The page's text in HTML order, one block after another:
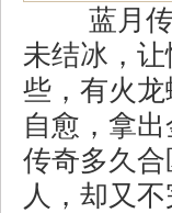
蓝月传
未结冰，
些，有火
自愈，拿
传奇多久
人，却又